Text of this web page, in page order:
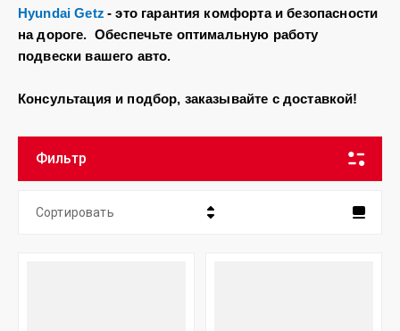
HyundaiGetz - это гарантия комфорта и безопасности
на дороге. Обеспечьте оптимальную работу
подвески вашего авто.
Консультация и подбор, заказывайте с доставкой!
Фильтр
Сортировать